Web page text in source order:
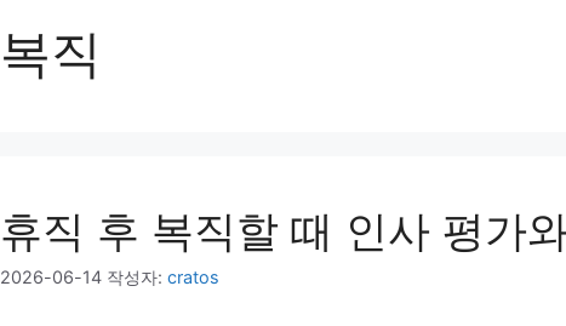
복직
휴직 후 복직할 때 인사 평가
2026-06-14 작성자: cratos